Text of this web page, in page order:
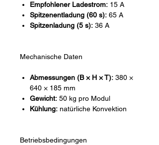
Empfohlener Ladestrom: 15 A
Spitzenentladung (60 s): 65 A
Spitzenladung (5 s): 36 A
Mechanische Daten
Abmessungen (B × H × T): 380 ×
640 × 185 mm
Gewicht: 50 kg pro Modul
Kühlung: natürliche Konvektion
Betriebsbedingungen